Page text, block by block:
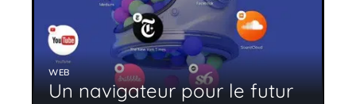
WEB
Un navigateur pour le futur